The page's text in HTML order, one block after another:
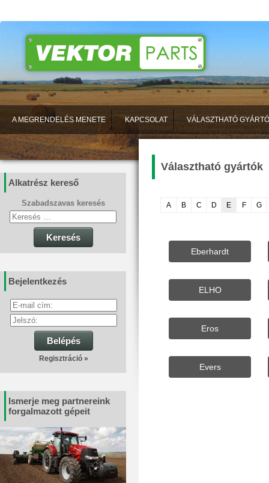
A MEGRENDELÉS MENETE KAPCSOLAT VÁLASZTHATÓ
Alkatrész kereső
Szabadszavas keresés
Keresés
Bejelentkezés
Belépés
Regisztráció »
Ismerje meg partnereink
forgalmazott gépeit
Választható gyártók
A B C D E F G
Eberhardt
ELHO
Eros
Evers